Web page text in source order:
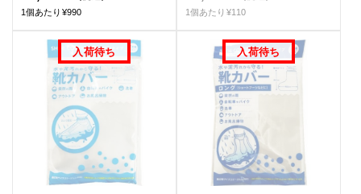
1個あたり¥990 1個あたり¥110